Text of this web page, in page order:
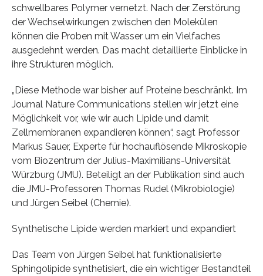
schwellbares Polymer vernetzt. Nach der Zerstörung
der Wechselwirkungen zwischen den Molekülen
können die Proben mit Wasser um ein Vielfaches
ausgedehnt werden. Das macht detaillierte Einblicke in
ihre Strukturen möglich.
„Diese Methode war bisher auf Proteine beschränkt. Im
Journal Nature Communications stellen wir jetzt eine
Möglichkeit vor, wie wir auch Lipide und damit
Zellmembranen expandieren können“, sagt Professor
Markus Sauer, Experte für hochauflösende Mikroskopie
vom Biozentrum der Julius-Maximilians-Universität
Würzburg (JMU). Beteiligt an der Publikation sind auch
die JMU-Professoren Thomas Rudel (Mikrobiologie)
und Jürgen Seibel (Chemie).
Synthetische Lipide werden markiert und expandiert
Das Team von Jürgen Seibel hat funktionalisierte
Sphingolipide synthetisiert, die ein wichtiger Bestandteil